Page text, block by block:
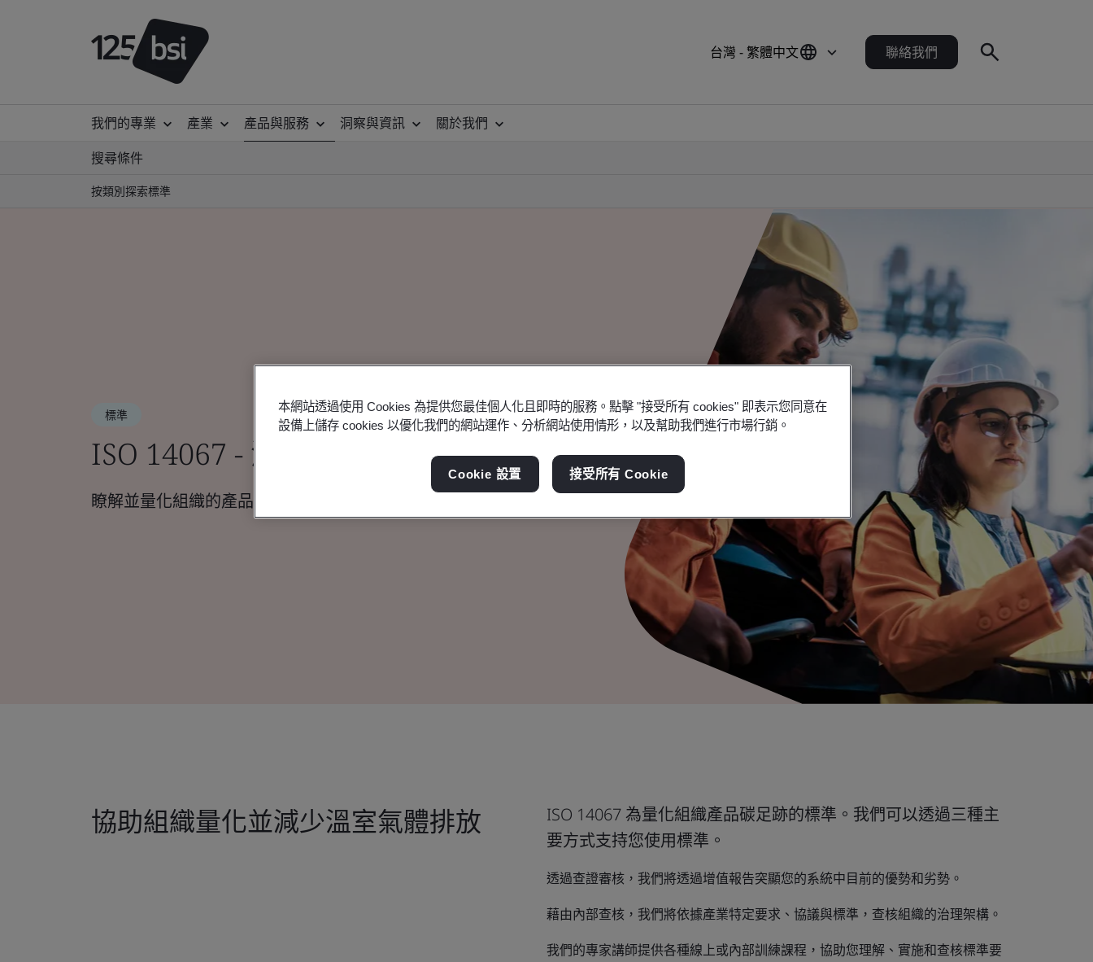
台灣 - 繁體中文 聯絡我們
我們的專業 產業 產品與服務 洞察與資訊
關於我們
搜尋條件
按類別探索標準
標準
ISO 14067 - 溫室氣體 - 產品碳足跡
瞭解並量化組織的產品碳足跡，以減少溫室氣體排放。
協助組織量化並減少溫室氣體排放
ISO 14067 為量化組織產品碳足跡的標準。我們可以透過三種主
要方式支持您使用標準。
透過查證審核，我們將透過增值報告突顯您的系統中目前的優勢和劣勢。
藉由內部查核，我們將依據產業特定要求、協議與標準，查核組織的治理架構。
我們的專家講師提供各種線上或內部訓練課程，協助您理解、實施和查核標準要
本網站透過使用 Cookies 為提供您最佳個人化且即時的服務。點擊 "接受所有 cookies" 即表示您同意在
設備上儲存 cookies 以優化我們的網站運作、分析網站使用情形，以及幫助我們進行市場行銷。
Cookie 設置 接受所有 Cookie